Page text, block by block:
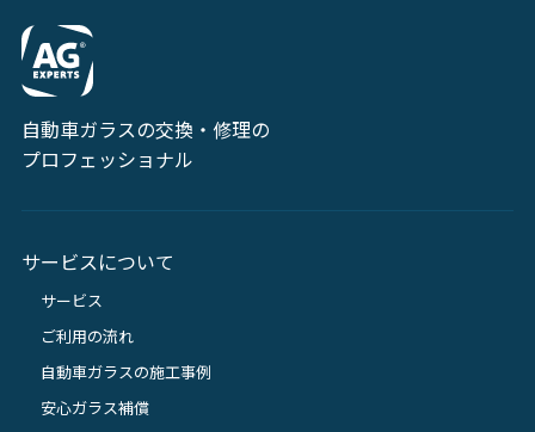
自動車ガラスの交換・修理の
プロフェッショナル
サービスについて
サービス
ご利用の流れ
自動車ガラスの施工事例
安心ガラス補償